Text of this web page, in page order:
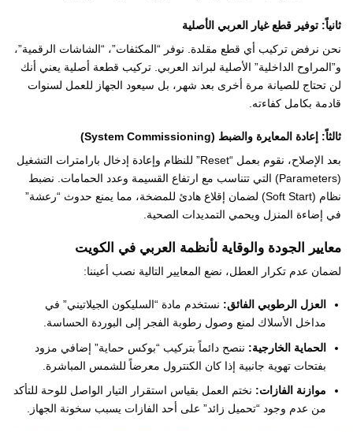
ثانياً: توفير قطع غيار العربي الأصلية
نحن نرفض تركيب أي قطع مقلدة. نوفر “المكثفات”، “الشاشات الرقمية”،
و”المراوح الداخلية” الأصلية لبراند العربي. تركيب قطعة أصلية يعني أنك
لن تحتاج للصيانة مرة أخرى بعد شهر، بل سيعود الجهاز للعمل لسنوات
قادمة بكامل كفاءته.
ثالثاً: إعادة المعايرة والضبط (System Commissioning)
بعد الإصلاح، نقوم بعمل “Reset” للنظام وإعادة إدخال بارامترات التشغيل
(Parameters) التي تتناسب مع ارتفاع القسيمة وعدد الحمامات. نضبط
نظام (Soft Start) لضمان إقلاع هادئ للمضخة، مما يمنع حدوث “رعشة”
في إضاءة المنزل ويحمي التمديدات الصحية.
معايير الجودة والوقاية لأنظمة العربي في الكويت
لضمان عدم تكرار العطل، نضع المعايير التالية نصب أعيننا:
العزل الرطوبي الفائق: نستخدم مادة “السليكون الجيلاتيني” في
مداخل الأسلاك لمنع وصول رطوبة الفجر إلى البوردة الحساسة.
الحماية الخارجية: ننصح دائماً بتركيب “بوكس حماية” إضافي مزود
بفتحات تهوية جانبية إذا كان الكنترول معرضاً للشمس المباشرة.
موازنة الفازات: نختم العمل بقياس استقرار التيار الواصل للوحة للتأكد
من عدم وجود “تحميل زائد” على أحد الفازات يسبب سخونة الجهاز.